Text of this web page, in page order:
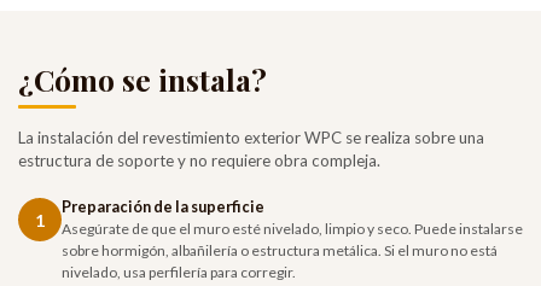
¿Cómo se instala?
La instalación del revestimiento exterior WPC se realiza sobre una
estructura de soporte y no requiere obra compleja.
1
Preparación de la superficie
Asegúrate de que el muro esté nivelado, limpio y seco. Puede instalarse
sobre hormigón, albañilería o estructura metálica. Si el muro no está
nivelado, usa perfilería para corregir.